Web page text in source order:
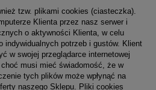
tzw. plikami cookies (ciasteczka).
Klienta przez nasz serwer i
o aktywności Klienta, w celu
indywidualnych potrzeb i gustów. Klient
w swojej przeglądarce internetowej
musi mieć świadomość, że w
tych plików może wpłynąć na
naszego Sklepu. Pliki cookies